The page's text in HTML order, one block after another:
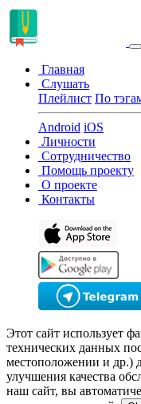
Главная
Слушать
Плейлист По
Android iOS
Личности
Сотрудничество
Помощь проекту
О проекте
Контакты
Этот сайт использует
технических данных
местоположении и др.)
улучшения качества
наш сайт, вы